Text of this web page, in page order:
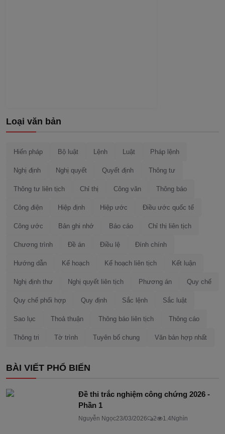
Loại văn bản
Hiến pháp Bộ luật Lệnh Luật Pháp lệnh
Nghị định Nghị quyết Quyết định Thông tư
Thông tư liên tịch Chỉ thị Công văn Thông báo
Công điện Hiệp định Hiệp ước Điều ước quốc tế
Công ước Bản ghi nhớ Báo cáo Chỉ thị liên tịch
Chương trình Đề án Điều lệ Đính chính
Hướng dẫn Kế hoạch Kế hoạch liên tịch Kết luận
Nghị định thư Nghị quyết liên tịch Phương án Quy chế
Quy chế phối hợp Quy định Sắc lệnh Sắc luật
Sao lục Thoả thuận Thông báo liên tịch Thông cáo
Thông tri Tờ trình Tuyên bố chung Văn bản hợp nhất
BÀI VIẾT PHỔ BIẾN
Đề thi trắc nghiệm công chứng 2026 -
Phần 1
Nguyễn Ngọc23/03/2026 2 1.4Nghìn